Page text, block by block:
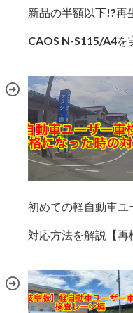
新品の半額以下!?再
CAOS N-S115/A4を
初めての軽自動車
対応方法を解説【再